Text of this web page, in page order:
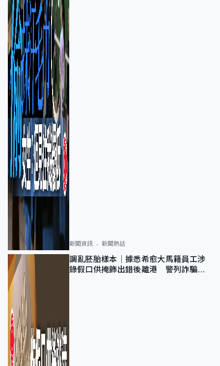
新聞資訊 新聞熱話
調亂胚胎樣本｜據悉希愈大馬籍員工涉
錄假口供掩飾出錯後離港 警列詐騙